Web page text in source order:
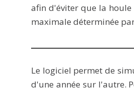
afin d'éviter que la
maximale déterminée
Le logiciel permet de
d'une année sur l'autre.